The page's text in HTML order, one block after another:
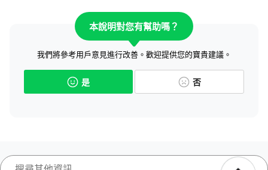
本說明對您有幫助嗎？
我們將參考用戶意見進行改善。歡迎提供您的寶貴建議。
是 否